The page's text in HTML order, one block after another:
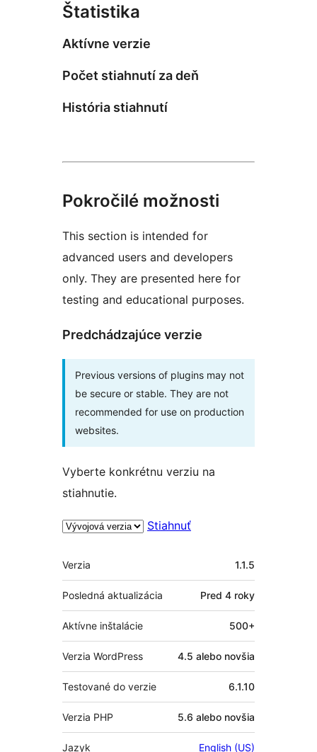
Štatistika
Aktívne verzie
Počet stiahnutí za deň
História stiahnutí
Pokročilé možnosti
This section is intended for
advanced users and developers
only. They are presented here for
testing and educational purposes.
Predchádzajúce verzie
Previous versions of plugins may not
be secure or stable. They are not
recommended for use on production
websites.
Vyberte konkrétnu verziu na
stiahnutie.
Stiahnuť
Meta
Verzia 1.1.5
Posledná aktualizácia Pred 4 roky
Aktívne inštalácie 500+
Verzia WordPress 4.5 alebo novšia
Testované do verzie 6.1.10
Verzia PHP 5.6 alebo novšia
Jazyk English (US)